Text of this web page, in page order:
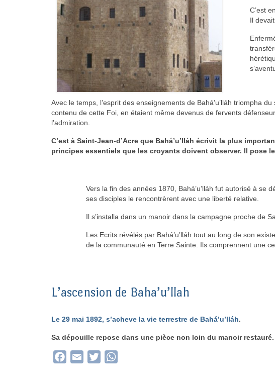
C’est
Il
Avec le temps, l’esprit des enseignements de Bahá’u’lláh triompha
contenu de cette Foi, en étaient même devenus de fervents
l’admiration.
C’est à Saint-Jean-d’Acre que Bahá’u’lláh écrivit la plus
principes essentiels que les croyants doivent observer. Il pose
Vers la fin des années 1870, Bahá’u’lláh fut autorisé à
ses disciples le rencontrèrent avec une liberté relative.
Il s’installa dans un manoir dans la campagne proche de
Les Ecrits révélés par Bahá’u’lláh tout au long de son
de la communauté en Terre Sainte. Ils comprennent une
L’ascension de Baha’u’llah
Le 29 mai 1892, s’acheve la vie terrestre de Bahá’u’lláh.
Sa dépouille repose dans une pièce non loin du manoir
Facebook
Email Twitter